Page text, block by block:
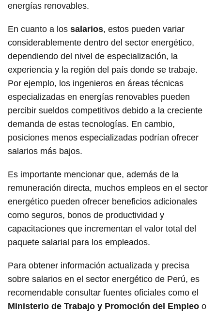
energías renovables.
En cuanto a los salarios, estos pueden variar
considerablemente dentro del sector energético,
dependiendo del nivel de especialización, la
experiencia y la región del país donde se trabaje.
Por ejemplo, los ingenieros en áreas técnicas
especializadas en energías renovables pueden
percibir sueldos competitivos debido a la creciente
demanda de estas tecnologías. En cambio,
posiciones menos especializadas podrían ofrecer
salarios más bajos.
Es importante mencionar que, además de la
remuneración directa, muchos empleos en el sector
energético pueden ofrecer beneficios adicionales
como seguros, bonos de productividad y
capacitaciones que incrementan el valor total del
paquete salarial para los empleados.
Para obtener información actualizada y precisa
sobre salarios en el sector energético de Perú, es
recomendable consultar fuentes oficiales como el
Ministerio de Trabajo y Promoción del Empleo o